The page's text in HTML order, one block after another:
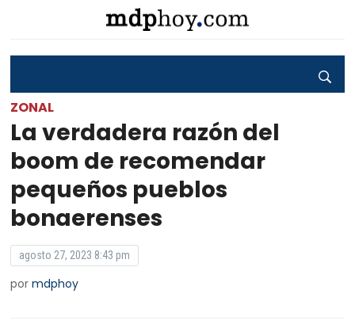
ZONAL
La verdadera razón del
boom de recomendar
pequeños pueblos
bonaerenses
agosto 27, 2023 8:43 pm
pormdphoy